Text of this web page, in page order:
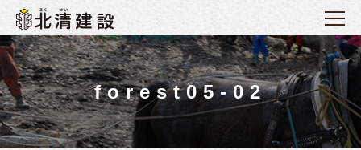
forest05-02